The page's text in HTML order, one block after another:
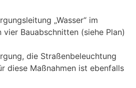
„Wasser“ im
Bauabschnitten (siehe Plan)
die Straßenbeleuchtung
diese Maßnahmen ist ebenfalls